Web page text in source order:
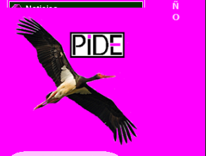
Noticias
Oposiciones
Plantillas
Publicaciones
Registros
Retribuciones
Solidaridad